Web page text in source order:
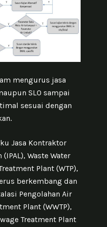
mengurus jasa
SLO sampai
sesuai dengan
Jasa Kontraktor
Waste Water
Plant (WTP),
berkembang dan
Pengolahan Air
Plant (WWTP),
Treatment Plant